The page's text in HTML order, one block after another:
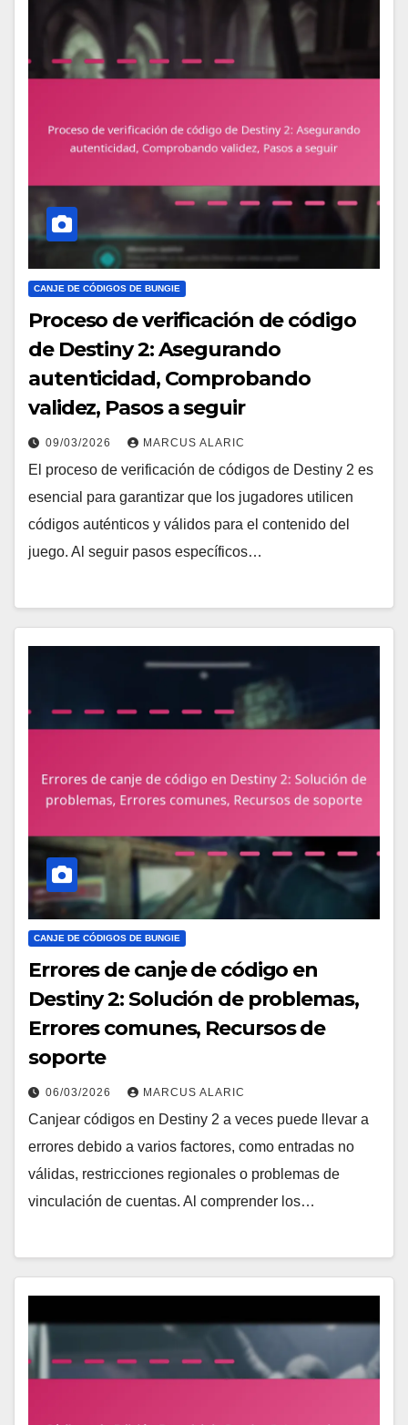
CANJE DE CÓDIGOS DE BUNGIE
Proceso de verificación de código
de Destiny 2: Asegurando
autenticidad, Comprobando
validez, Pasos a seguir
09/03/2026 MARCUS ALARIC
El proceso de verificación de códigos de Destiny 2 es
esencial para garantizar que los jugadores utilicen
códigos auténticos y válidos para el contenido del
juego. Al seguir pasos específicos…
CANJE DE CÓDIGOS DE BUNGIE
Errores de canje de código en
Destiny 2: Solución de problemas,
Errores comunes, Recursos de
soporte
06/03/2026 MARCUS ALARIC
Canjear códigos en Destiny 2 a veces puede llevar a
errores debido a varios factores, como entradas no
válidas, restricciones regionales o problemas de
vinculación de cuentas. Al comprender los…